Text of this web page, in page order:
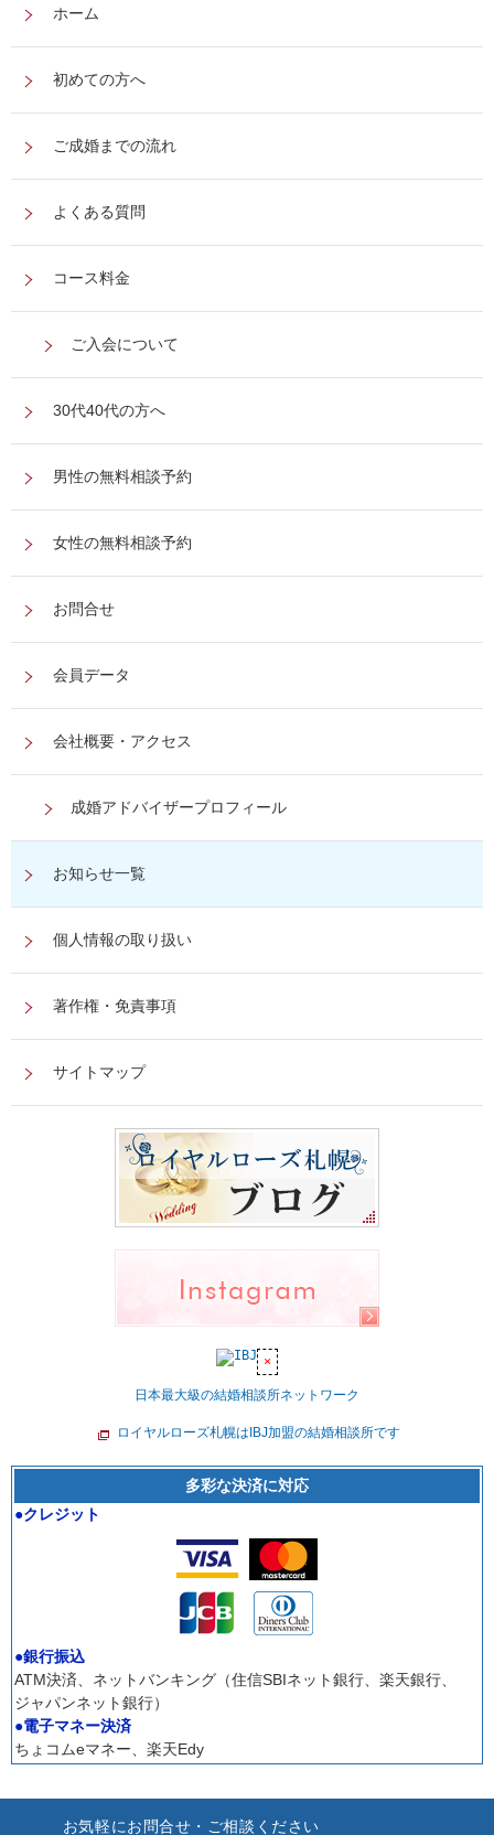
ホーム
初めての方へ
ご成婚までの流れ
よくある質問
コース料金
ご入会について
30代40代の方へ
男性の無料相談予約
女性の無料相談予約
お問合せ
会員データ
会社概要・アクセス
成婚アドバイザープロフィール
お知らせ一覧
個人情報の取り扱い
著作権・免責事項
サイトマップ
日本最大級の結婚相談所ネットワーク
ロイヤルローズ札幌はIBJ加盟の結婚相談所です
多彩な決済に対応
●クレジット
●銀行振込
ATM決済、ネットバンキング（住信SBIネット銀行、楽天銀行、
ジャパンネット銀行）
●電子マネー決済
ちょコムeマネー、楽天Edy
お気軽にお問合せ・ご相談ください